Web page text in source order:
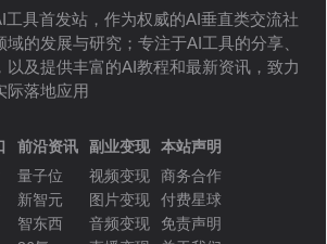
工具首发站，作为权威的AI垂直类交流社
的发展与研究；专注于AI工具的分享、
以及提供丰富的AI教程和最新资讯，致力
际落地应用
前沿资讯
量子位
新智元
智东西
副业变现
视频变现
图片变现
音频变现
本站声明
商务合作
付费星球
免责声明